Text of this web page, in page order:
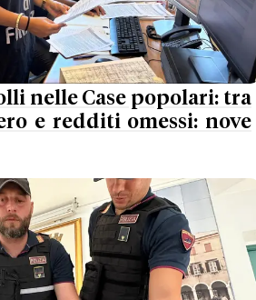
nelle Case popolari: tra
e redditi omessi: nove